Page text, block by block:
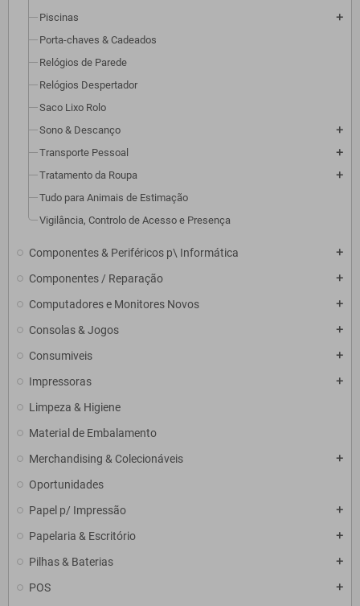
Piscinas
add
Porta-chaves & Cadeados
Relógios de Parede
Relógios Despertador
Saco Lixo Rolo
Sono & Descanço
add
Transporte Pessoal add
Tratamento da Roupa add
Tudo para Animais de Estimação
Vigilância, Controlo de Acesso e Presença
Componentes & Periféricos p\ Informática add
Componentes / Reparação add
Computadores e Monitores Novos add
Consolas & Jogos add
Consumiveis add
Impressoras add
Limpeza & Higiene
Material de Embalamento
Merchandising & Colecionáveis
add
Oportunidades
Papel p/ Impressão
add
Papelaria & Escritório add
Pilhas & Baterias add
POS add